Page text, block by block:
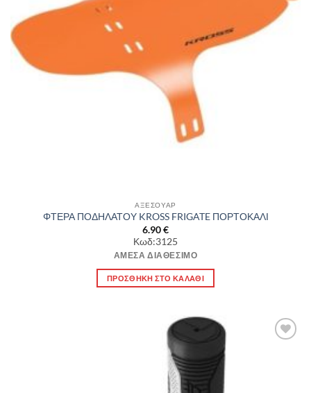
ΑΞΕΣΟΥΑΡ
ΦΤΕΡΑ ΠΟΔΗΛΑΤΟΥ KROSS FRIGATE ΠΟΡΤΟΚΑΛΙ
6.90€
Κωδ:3125
ΆΜΕΣΑ ΔΙΑΘΈΣΙΜΟ
ΠΡΟΣΘΉΚΗ ΣΤΟ ΚΑΛΆΘΙ